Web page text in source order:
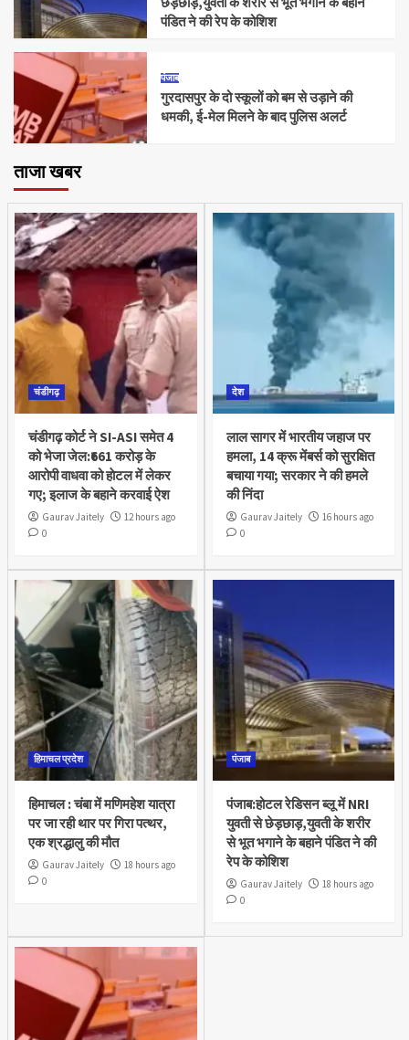
पंडित ने की रेप के कोशिश
पंजाब
गुरदासपुर के दो स्कूलों को बम से उड़ाने की
धमकी, ई-मेल मिलने के बाद पुलिस अलर्ट
ताजा खबर
चंडीगढ़
चंडीगढ़ कोर्ट ने SI-ASI समेत 4
को भेजा जेल:₹661 करोड़ के
आरोपी वाधवा को हाेटल में लेकर
गए; इलाज के बहाने करवाई ऐश
Gaurav Jaitely
12 hours ago
0
देश
लाल सागर में भारतीय जहाज पर
हमला, 14 क्रू मेंबर्स को सुरक्षित
बचाया गया; सरकार ने की हमले
की निंदा
Gaurav Jaitely
16 hours ago
0
हिमाचल प्रदेश
हिमाचल : चंबा में मणिमहेश यात्रा
पर जा रही थार पर गिरा पत्थर,
एक श्रद्धालु की मौत
Gaurav Jaitely
18 hours ago
0
पंजाब
पंजाब:होटल रेडिसन ब्लू में NRI
युवती से छेड़छाड़,युवती के शरीर
से भूत भगाने के बहाने पंडित ने की
रेप के कोशिश
Gaurav Jaitely
18 hours ago
0